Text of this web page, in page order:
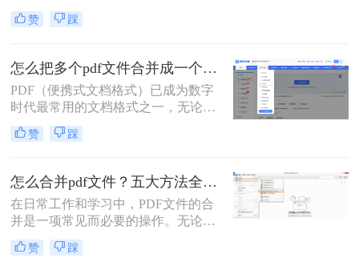
学术研究、工作报告还是法律文件，
我们经常需要将多个PDF文件整合为
对这一需求时常常感到困惑。那么多
个pdf文件怎么合并成一个文件呢？本
文将详细介绍七种常用且高效的PDF
合并方法，涵盖不同平台、使用场景
和技术水平，助您轻松应对各种PDF
处理需求。
赞 踩
怎么把多个pdf文件合并成一个？全面指南与详细方法解析！
PDF（便携式文档格式）已成为数字
时代最常用的文档格式之一，无论是
学术论文、商务报告、电子书还是官
方文件，PDF都能保持原始格式在不
作和学习中，我们常常需要将多个
PDF文件合并成一个，以方便管理、
分享或打印。那么怎么把多个pdf文件
合并成一个呢？本文将全面解析多种
PDF合并方法，帮助您根据具体需求
选择最合适的解决方案。
赞 踩
怎么合并pdf文件？五大方法全解析！
在日常工作和学习中，PDF文件的合
并是一项常见而必要的操作。无论是
整理报告、合并多个章节的电子书，
还是将扫描件整合为一份完整文档，
赞 踩